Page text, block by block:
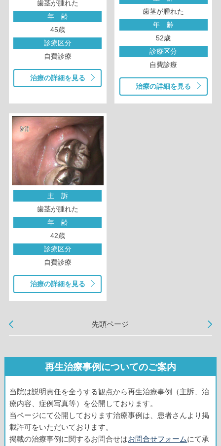
歯茎が腫れた
年 齢
45歳
診療区分
自費診療
治療の詳細を見る
歯茎が腫れた
年 齢
52歳
診療区分
自費診療
治療の詳細を見る
主 訴
歯茎が腫れた
年 齢
42歳
診療区分
自費診療
治療の詳細を見る
先頭ページ
再生治療事例についてのご案内
当院は説明責任を全うする観点から再生治療事例（主訴、治
療内容、症例写真等）を公開しております。
当ページにて公開しております治療事例は、患者さんより掲
載許可をいただいております。
掲載の治療事例に関するお問合せはお問合せフォームにて承